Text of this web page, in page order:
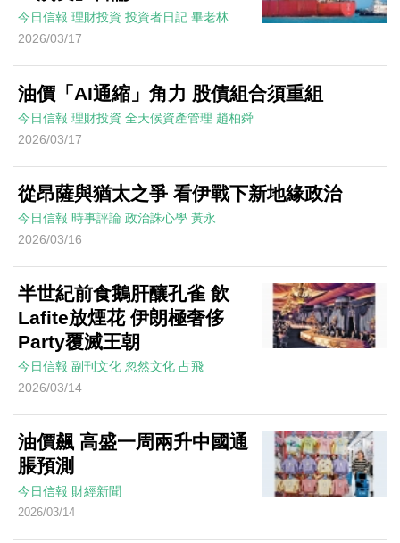
今日信報 理財投資 投資者日記 畢老林
2026/03/17
油價「AI通縮」角力 股債組合須重組
今日信報 理財投資 全天候資產管理 趙柏舜
2026/03/17
從昂薩與猶太之爭 看伊戰下新地緣政治
今日信報 時事評論 政治誅心學 黃永
2026/03/16
半世紀前食鵝肝釀孔雀 飲
Lafite放煙花 伊朗極奢侈
Party覆滅王朝
今日信報 副刊文化 忽然文化 占飛
2026/03/14
油價飆 高盛一周兩升中國通
脹預測
今日信報 財經新聞
2026/03/14